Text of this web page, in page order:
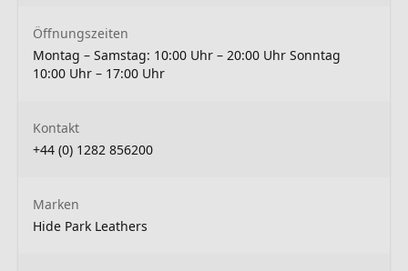
Öffnungszeiten
Montag – Samstag: 10:00 Uhr – 20:00 Uhr Sonntag
10:00 Uhr – 17:00 Uhr
Kontakt
+44 (0) 1282 856200
Marken
Hide Park Leathers